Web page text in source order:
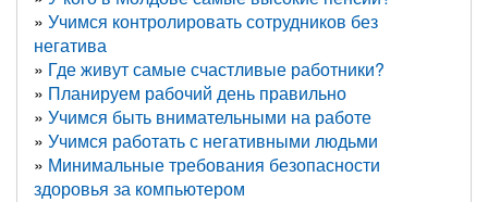
Учимся контролировать сотрудников без
негатива
Где живут самые счастливые работники?
Планируем рабочий день правильно
Учимся быть внимательными на работе
Учимся работать с негативными людьми
Минимальные требования безопасности
здоровья за компьютером